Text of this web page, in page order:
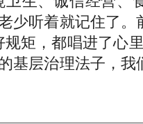
少听着就记住了。
矩，都唱进了心
基层治理法子，我